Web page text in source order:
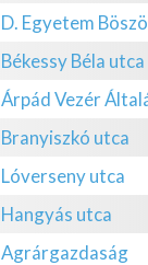
D. Egyetem
Békessy Béla utca
Árpád Vezér
Branyiszkó utca
Lóverseny utca
Hangyás utca
Agrárgazdaság